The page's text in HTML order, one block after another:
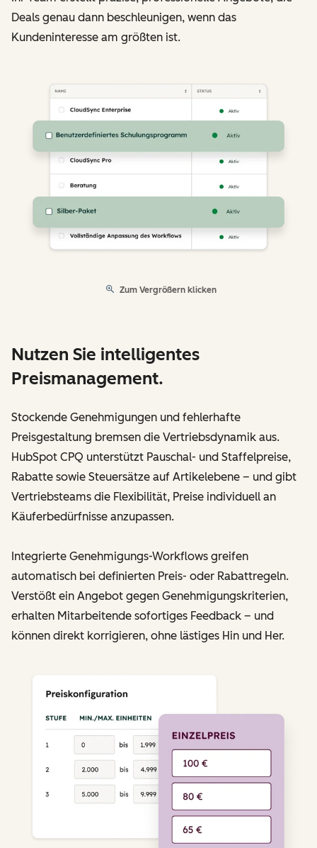
Deals genau dann beschleunigen, wenn das
Kundeninteresse am größten ist.
Zum Vergrößern klicken
Nutzen Sie intelligentes
Preismanagement.
Stockende Genehmigungen und fehlerhafte
Preisgestaltung bremsen die Vertriebsdynamik aus.
HubSpot CPQ unterstützt Pauschal- und Staffelpreise,
Rabatte sowie Steuersätze auf Artikelebene – und gibt
Vertriebsteams die Flexibilität, Preise individuell an
Käuferbedürfnisse anzupassen.
Integrierte Genehmigungs-Workflows greifen
automatisch bei definierten Preis- oder Rabattregeln.
Verstößt ein Angebot gegen Genehmigungskriterien,
erhalten Mitarbeitende sofortiges Feedback – und
können direkt korrigieren, ohne lästiges Hin und Her.